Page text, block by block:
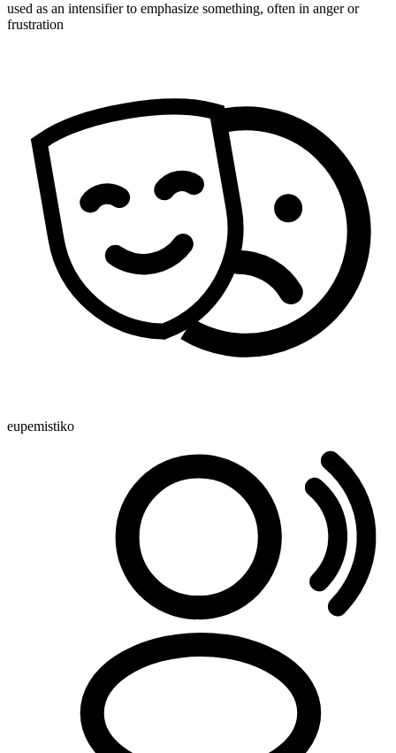
used as an intensifier to emphasize something, often in anger or
frustration
eupemistiko